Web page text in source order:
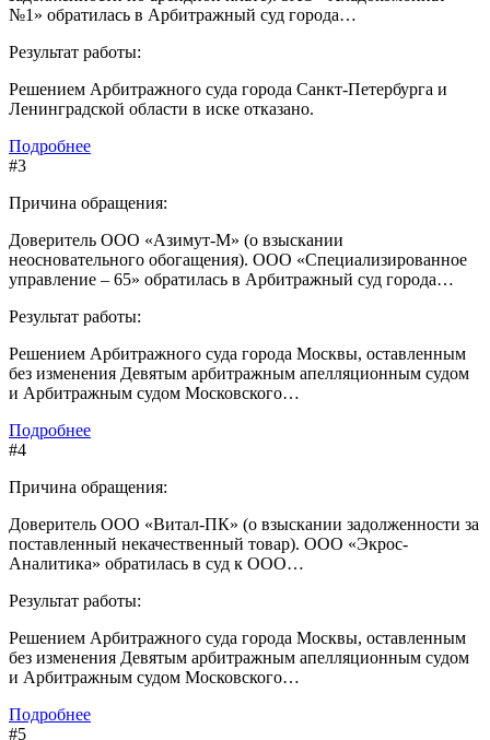
№1» обратилась в Арбитражный суд города…
Результат работы:
Решением Арбитражного суда города Санкт-Петербурга и
Ленинградской области в иске отказано.
Подробнее
#3
Причина обращения:
Доверитель ООО «Азимут-М» (о взыскании
неосновательного обогащения). ООО «Специализированное
управление – 65» обратилась в Арбитражный суд города…
Результат работы:
Решением Арбитражного суда города Москвы, оставленным
без изменения Девятым арбитражным апелляционным судом
и Арбитражным судом Московского…
Подробнее
#4
Причина обращения:
Доверитель ООО «Витал-ПК» (о взыскании задолженности за
поставленный некачественный товар). ООО «Экрос-
Аналитика» обратилась в суд к ООО…
Результат работы:
Решением Арбитражного суда города Москвы, оставленным
без изменения Девятым арбитражным апелляционным судом
и Арбитражным судом Московского…
Подробнее
#5